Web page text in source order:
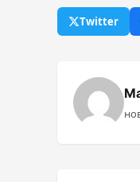
Twitter